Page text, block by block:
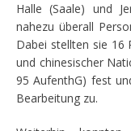
Halle (Saale) und
nahezu überall
Dabei stellten sie 16
und chinesischer
95 AufenthG) fest
Bearbeitung zu.